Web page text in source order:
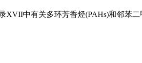
XVII中有关多环芳香烃(PAHs)和邻苯